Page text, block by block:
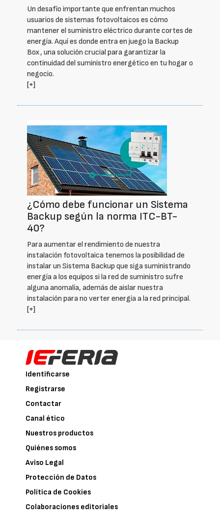
Un desafío importante que enfrentan muchos
usuarios de sistemas fotovoltaicos es cómo
mantener el suministro eléctrico durante cortes de
energía. Aquí es donde entra en juego la Backup
Box, una solución crucial para garantizar la
continuidad del suministro energético en tu hogar o
negocio.
[+]
¿Cómo debe funcionar un Sistema
Backup según la norma ITC-BT-
40?
Para aumentar el rendimiento de nuestra
instalación fotovoltaica tenemos la posibilidad de
instalar un Sistema Backup que siga suministrando
energía a los equipos si la red de suministro sufre
alguna anomalía, además de aislar nuestra
instalación para no verter energía a la red principal.
[+]
Identificarse
Registrarse
Contactar
Canal ético
Nuestros productos
Quiénes somos
Aviso Legal
Protección de Datos
Política de Cookies
Colaboraciones editoriales